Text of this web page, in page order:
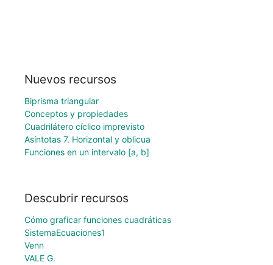
Nuevos recursos
Biprisma triangular
Conceptos y propiedades
Cuadrilátero cíclico imprevisto
Asíntotas 7. Horizontal y oblicua
Funciones en un intervalo [a, b]
Descubrir recursos
Cómo graficar funciones cuadráticas
SistemaEcuaciones1
Venn
VALE G.